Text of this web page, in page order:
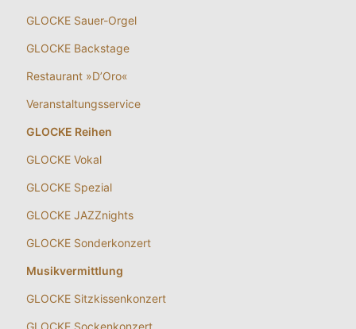
GLOCKE Sauer-Orgel
GLOCKE Backstage
Restaurant »D’Oro«
Veranstaltungsservice
GLOCKE Reihen
GLOCKE Vokal
GLOCKE Spezial
GLOCKE JAZZnights
GLOCKE Sonderkonzert
Musikvermittlung
GLOCKE Sitzkissenkonzert
GLOCKE Sockenkonzert